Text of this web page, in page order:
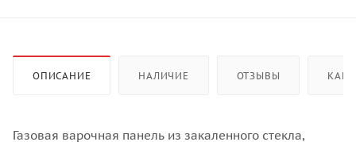
ОПИСАНИЕ НАЛИЧИЕ ОТЗЫВЫ КАК
Газовая варочная панель из закаленного стекла,